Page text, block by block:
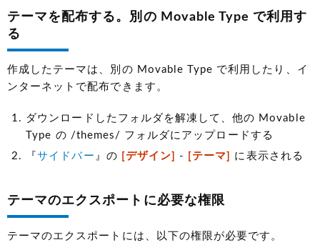
テーマを配布する。別の Movable Type で利用す
る
作成したテーマは、別の Movable Type で利用したり、イ
ンターネットで配布できます。
ダウンロードしたフォルダを解凍して、他の Movable
Type の /themes/ フォルダにアップロードする
『サイドバー 』の [デザイン] - [テーマ] に表示される
テーマのエクスポートに必要な権限
テーマのエクスポートには、以下の権限が必要です。